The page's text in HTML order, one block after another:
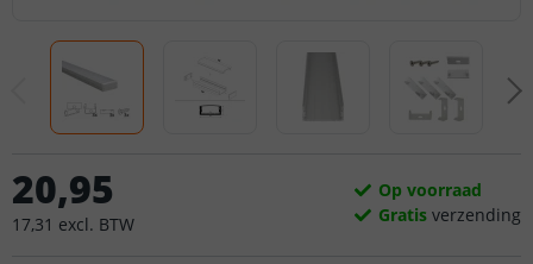
20,95
17,31 excl. BTW
Op voorraad
Gratis verzending